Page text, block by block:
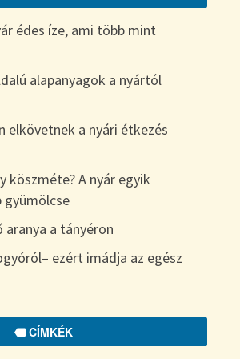
édes íze, ami több mint
alapanyagok a nyártól
elkövetnek a nyári étkezés
köszméte? A nyár egyik
gyümölcse
aranya a tányéron
ezért imádja az egész
CÍMKÉK